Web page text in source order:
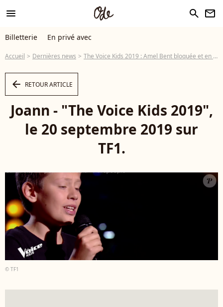
menu search newsletter
Billetterie En privé avec
Accueil Dernières news The Voice Kids 2019 : Amel Bent bloquée et en larmes, tous les talents trouvés !
arrow_left RETOUR ARTICLE
Joann - "The Voice Kids 2019",
le 20 septembre 2019 sur
TF1.
© TF1